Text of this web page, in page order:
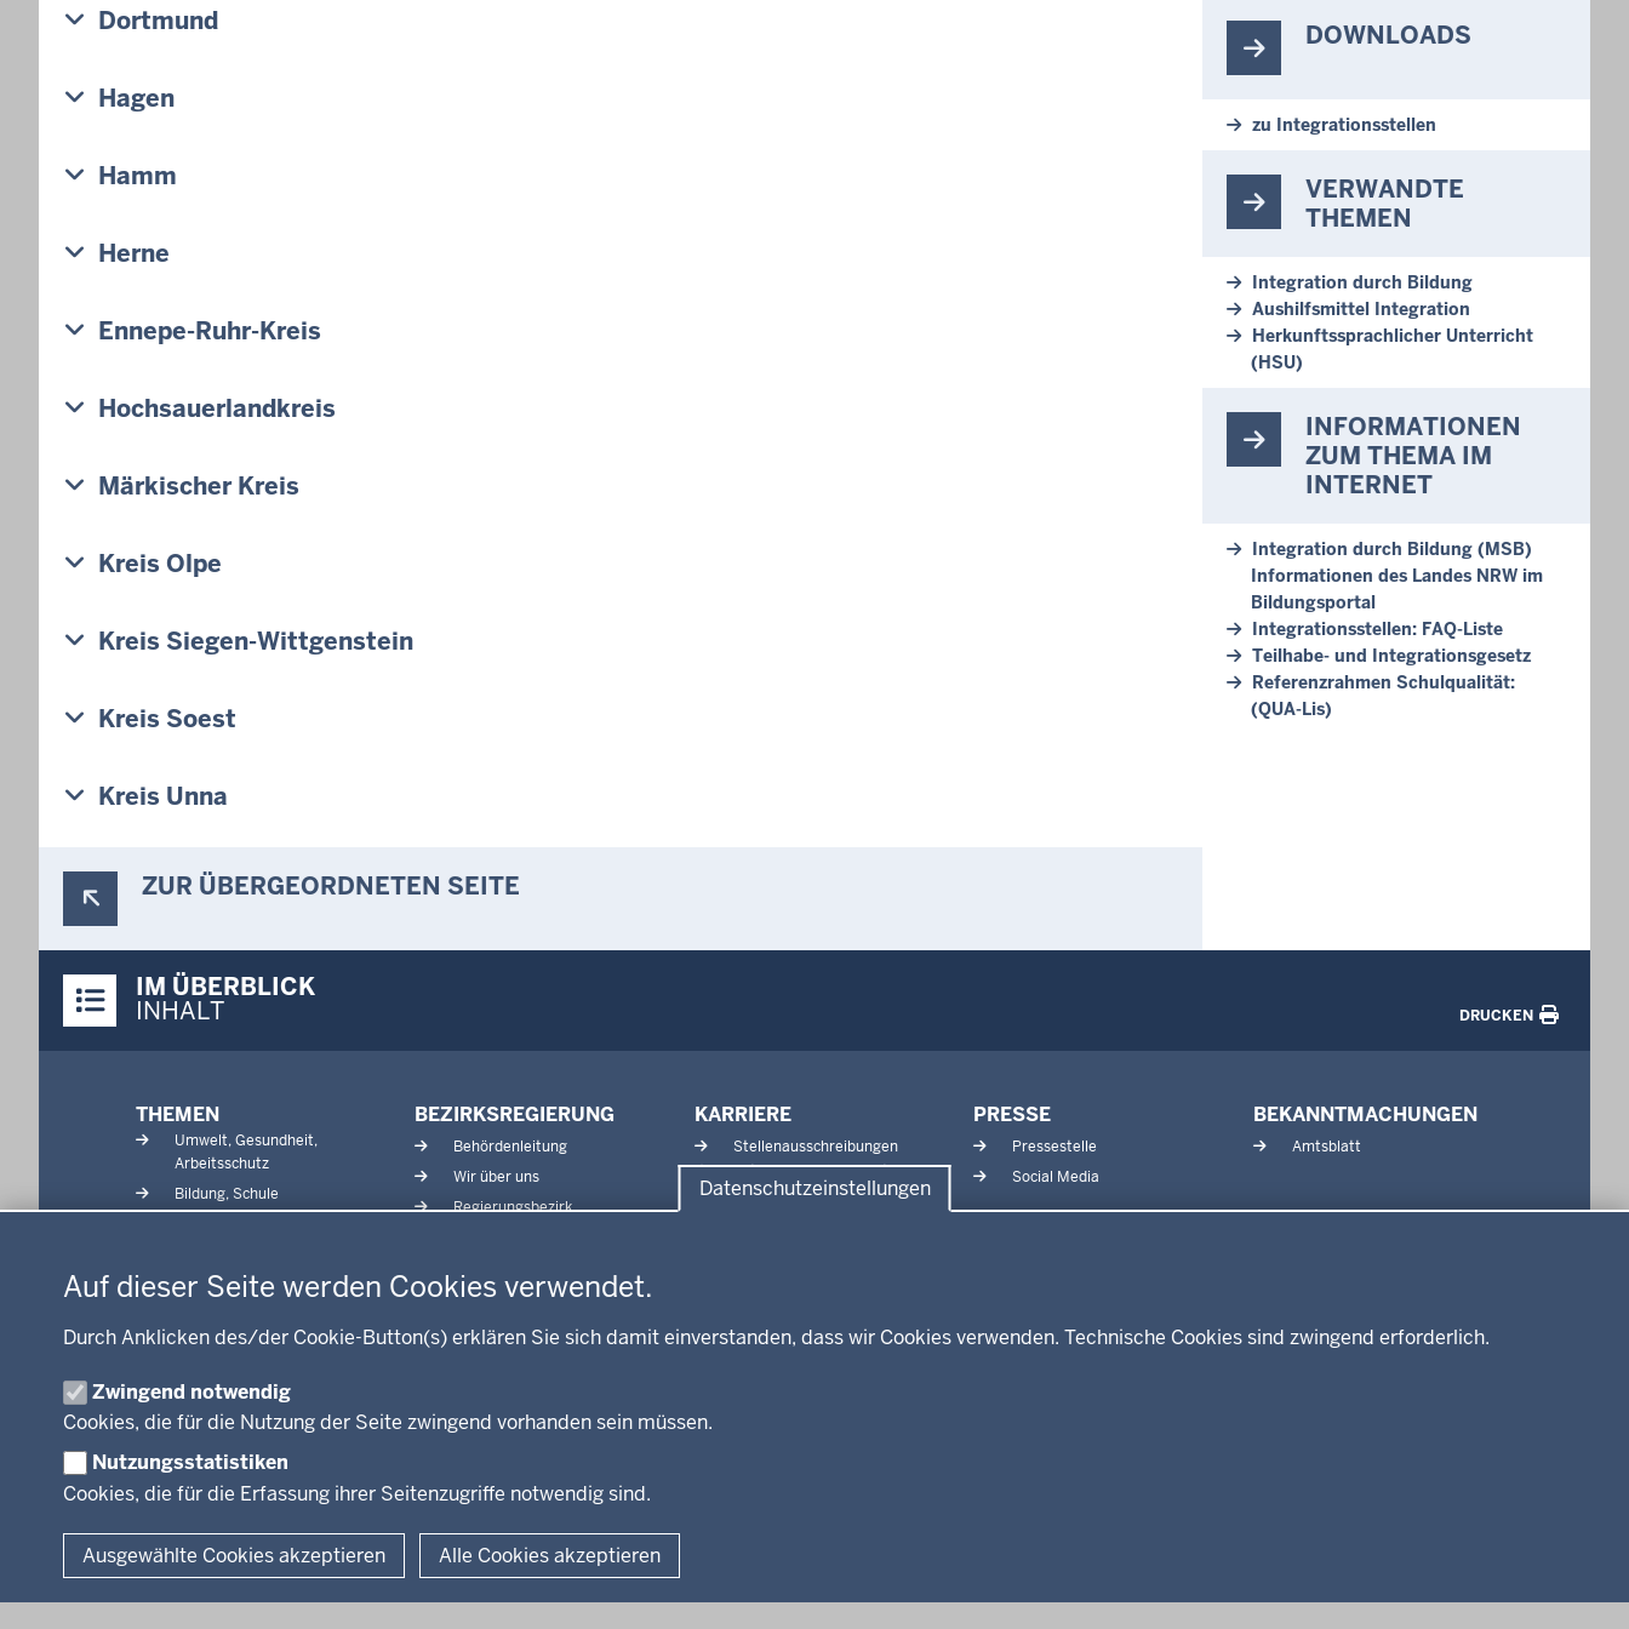
Datenschutzeinstellungen
Auf dieser Seite werden Cookies verwendet.
Durch Anklicken des/der Cookie-Button(s) erklären Sie sich damit einverstanden, dass wir Cookies verwenden. Technische Cookies sind zwingend erforderlich.
Zwingend notwendig
Cookies, die für die Nutzung der Seite zwingend vorhanden sein müssen.
Nutzungsstatistiken
Cookies, die für die Erfassung ihrer Seitenzugriffe notwendig sind.
Ausgewählte Cookies akzeptieren Alle Cookies akzeptieren
d
s
c
i
Dortmund
Hagen
Hamm
Herne
Ennepe-Ruhr-Kreis
Hochsauerlandkreis
Märkischer Kreis
Kreis Olpe
Kreis Siegen-Wittgenstein
Kreis Soest
Kreis Unna
ZUR ÜBERGEORDNETEN SEITE
DOWNLOADS
zu Integrationsstellen
VERWANDTE
THEMEN
Integration durch Bildung
Aushilfsmittel Integration
Herkunftssprachlicher Unterricht
(HSU)
INFORMATIONEN
ZUM THEMA IM
INTERNET
Integration durch Bildung (MSB)
Informationen des Landes NRW im
Bildungsportal
Integrationsstellen: FAQ-Liste
Teilhabe- und Integrationsgesetz
Referenzrahmen Schulqualität:
(QUA-Lis)
Inhalte
IM ÜBERBLICK
INHALT DRUCKEN
THEMEN
Umwelt, Gesundheit,
Arbeitsschutz
Bildung, Schule
Kommunalaufsicht, Planung,
Energie, Bergbau
Kultur, Sport
Recht, Ordnung
Förderportal, Wirtschaft
BEZIRKSREGIERUNG
Behördenleitung
Wir über uns
Regierungsbezirk
KARRIERE
Stellenausschreibungen
Aktuelle Ausbildungsstellen
und Praktika
PRESSE
Pressestelle
Social Media
BEKANNTMACHUNGEN
Amtsblatt